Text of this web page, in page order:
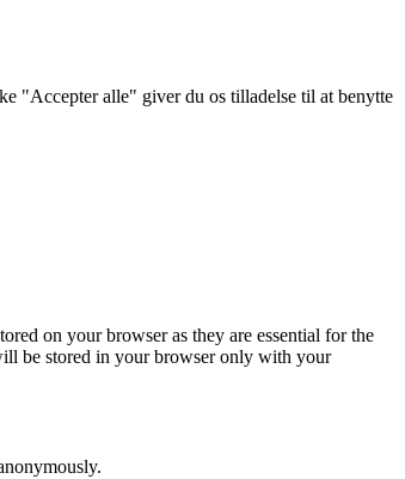
"Accepter alle" giver du os tilladelse til at benytte
on your browser as they are essential for the
be stored in your browser only with your